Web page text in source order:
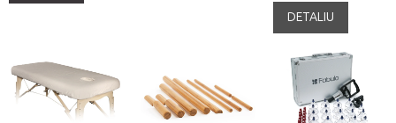
DETALIU